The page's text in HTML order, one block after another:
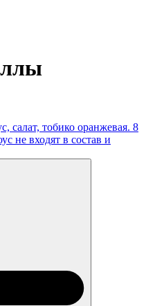
салат, тобико оранжевая. 8
не входят в состав и